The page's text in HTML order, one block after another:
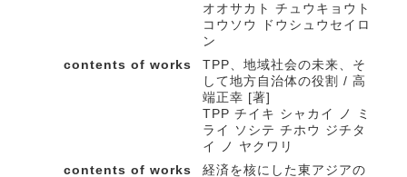
オオサカト チュウキョウト
コウソウ ドウシュウセイロ
ン
contents of works
TPP、地域社会の未来、そ
して地方自治体の役割 / 高
端正幸 [著]
TPP チイキ シャカイ ノ ミ
ライ ソシテ チホウ ジチタ
イ ノ ヤクワリ
contents of works
経済を核にした東アジアの